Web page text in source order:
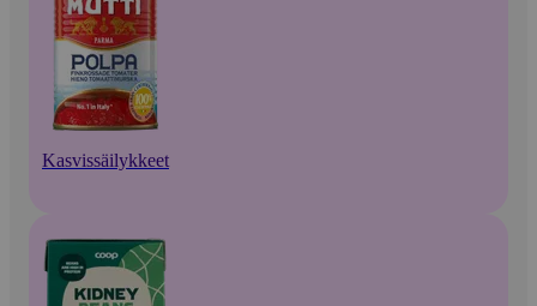
Kasvissäilykkeet